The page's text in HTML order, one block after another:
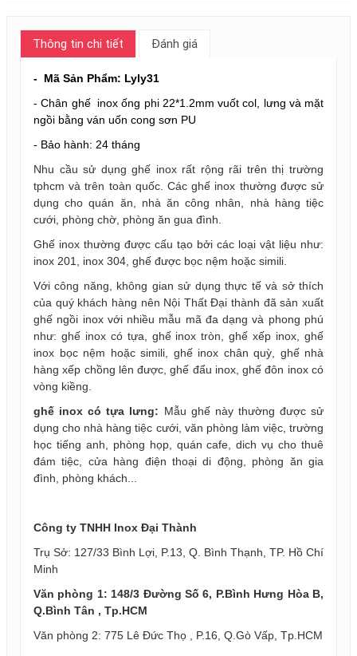
Thông tin chi tiết Đánh giá
- Mã Sản Phẩm: Lyly31
- Chân ghế inox ống phi 22*1.2mm vuốt col, lưng và mặt
ngồi bằng ván uốn cong sơn PU
- Bảo hành: 24 tháng
Nhu cầu sử dụng ghế inox rất rộng rãi trên thị trường
tphcm và trên toàn quốc. Các ghế inox thường được sử
dụng cho quán ăn, nhà ăn công nhân, nhà hàng tiệc
cưới, phòng chờ, phòng ăn gua đình.
Ghế inox thường được cấu tạo bởi các loại vật liệu như:
inox 201, inox 304, ghế được bọc nệm hoặc simili.
Với công năng, không gian sử dụng thực tế và sở thích
của quý khách hàng nên Nội Thất Đại thành đã sản xuất
ghế ngồi inox với nhiều mẫu mã đa dạng và phong phú
như: ghế inox có tựa, ghế inox tròn, ghế xếp inox, ghế
inox bọc nệm hoặc simili, ghế inox chân quỳ, ghế nhà
hàng xếp chồng lên được, ghế đẩu inox, ghế đôn inox có
vòng kiềng.
ghế inox có tựa lưng: Mẫu ghế này thường được sử
dụng cho nhà hàng tiệc cưới, văn phòng làm việc, trường
học tiếng anh, phòng họp, quán cafe, dich vụ cho thuê
đám tiệc, cửa hàng điện thoại di động, phòng ăn gia
đình, phòng khách...
Công ty TNHH Inox Đại Thành
Trụ Sở: 127/33 Bình Lợi, P.13, Q. Bình Thạnh, TP. Hồ Chí
Minh
Văn phòng 1: 148/3 Đường Số 6, P.Bình Hưng Hòa B,
Q.Bình Tân , Tp.HCM
Văn phòng 2: 775 Lê Đức Thọ , P.16, Q.Gò Vấp, Tp.HCM